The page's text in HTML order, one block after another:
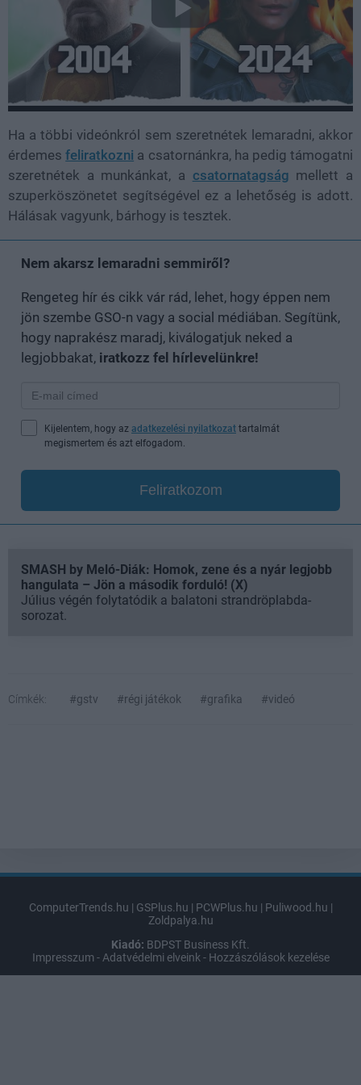
Ha a többi videónkról sem szeretnétek lemaradni, akkor
érdemes feliratkozni a csatornánkra, ha pedig támogatni
szeretnétek a munkánkat, a csatornatagság mellett a
szuperköszönetet segítségével ez a lehetőség is adott.
Hálásak vagyunk, bárhogy is tesztek.
Nem akarsz lemaradni semmiről?
Rengeteg hír és cikk vár rád, lehet, hogy éppen nem
jön szembe GSO-n vagy a social médiában. Segítünk,
hogy naprakész maradj, kiválogatjuk neked a
legjobbakat, iratkozz fel hírlevelünkre!
Kijelentem, hogy az adatkezelési nyilatkozat tartalmát
megismertem és azt elfogadom.
Feliratkozom
SMASH by Meló-Diák: Homok, zene és a nyár legjobb
hangulata – Jön a második forduló! (X)
Július végén folytatódik a balatoni strandröplabda-
sorozat.
Címkék: #gstv #régi játékok #grafika #videó
ComputerTrends.hu | GSPlus.hu | PCWPlus.hu | Puliwood.hu |
Zoldpalya.hu
Kiadó: BDPST Business Kft.
Impresszum - Adatvédelmi elveink - Hozzászólások kezelése